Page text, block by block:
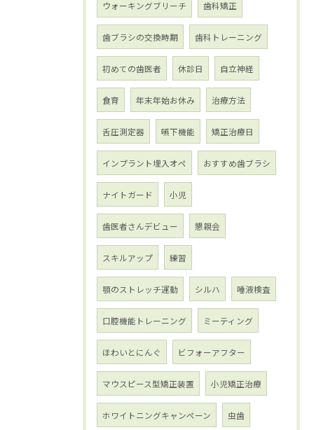
ウォーキングブリーチ 歯科矯正
歯ブラシの交換時期 歯科トレーニング
初めての歯医者 休診日 自立神経
食育 年末年始お休み 治療方法
舌圧測定器 嚥下機能 矯正治療日
インプラント埋入オペ おすすめ歯ブラシ
ナイトガード 小児
歯医者さんデビュー 懇親会
スキルアップ 練習
顎のストレッチ運動 シルハ 唾液検査
口腔機能トレーニング ミーティング
ほわいとにんぐ ビフォーアフター
マウスピース型矯正装置 小児矯正治療
ホワイトニングキャンペーン 虫歯